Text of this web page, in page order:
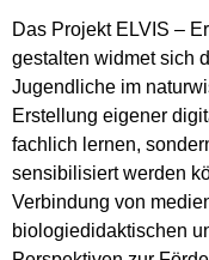
Das Projekt ELVIS –
gestalten widmet sich
Jugendliche im
Erstellung eigener
fachlich lernen,
sensibilisiert werden
Verbindung von
biologiedidaktischen